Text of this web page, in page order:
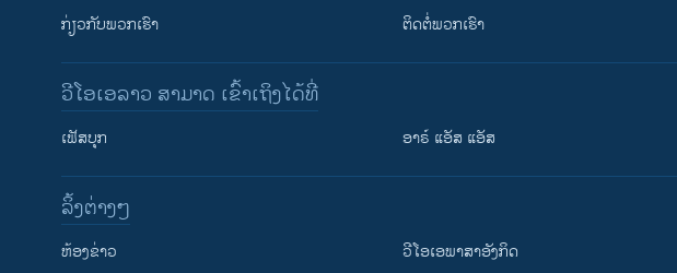
ຕິດຕາມພວກເຮົາ ທີ່
ກ່ຽວກັບພວກເຮົາ ຕິດຕໍ່ພວກເຮົາ
ວີໂອເອລາວ ສາມາດ ເຂົ້າເຖິງໄດ້ທີ່
ເຟັສບຸກ ອາຣ໌ ແອັສ ແອັສ
​ລິ້ງ​ຕ່າງໆ
​ຫ້ອງ​ຂ່າວ ວີ​ໂອ​ເອ​ພາ​ສາ​ອັງ​ກິດ